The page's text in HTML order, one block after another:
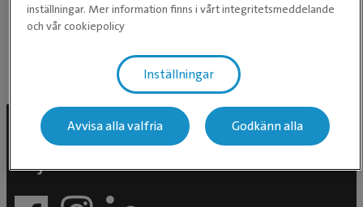
Baserat på recensioner från Google
Facebook inlägg
Följ oss i sociala medier
inställningar. Mer information finns i vårt integritetsmeddelande
och vår cookiepolicy
Inställningar
Avvisa alla valfria Godkänn alla